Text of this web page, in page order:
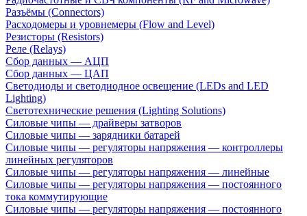
Разъёмы (Connectors)
Расходомеры и уровнемеры (Flow and Level)
Резисторы (Resistors)
Реле (Relays)
Сбор данных — АЦП
Сбор данных — ЦАП
Светодиоды и светодиодное освещение (LEDs and LED
Lighting)
Светотехнические решения (Lighting Solutions)
Силовые чипы — драйверы затворов
Силовые чипы — зарядники батарей
Силовые чипы — регуляторы напряжения — контроллеры
линейных регуляторов
Силовые чипы — регуляторы напряжения — линейные
Силовые чипы — регуляторы напряжения — постоянного
тока коммутирующие
Силовые чипы — регуляторы напряжения — постоянного